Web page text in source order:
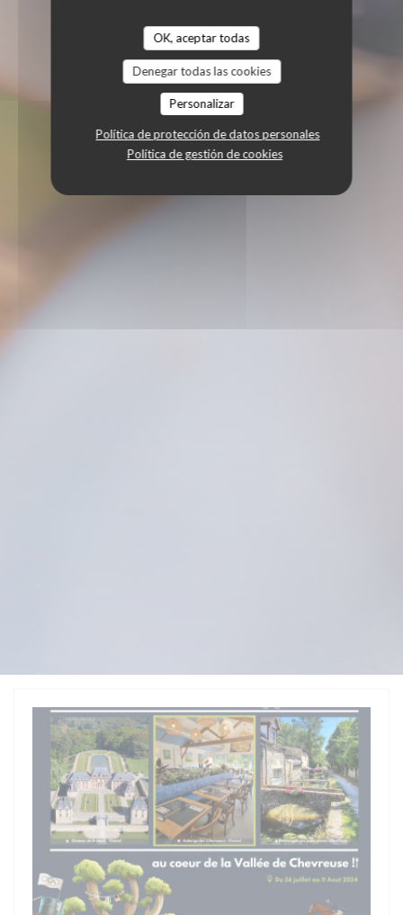
OK, aceptar todas
Denegar todas las cookies
Personalizar
Política de protección de datos personales
Política de gestión de cookies